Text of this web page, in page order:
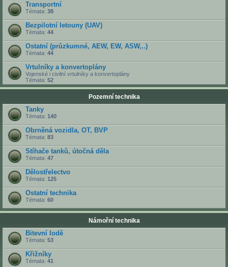
Transportní
Témata: 38
Bezpilotní letouny (UAV)
Témata: 44
Ostatní (průzkumné, AEW, EW, ASW,..)
Témata: 44
Vrtulníky a konvertoplány
Vojenské i civilní vrtulníky a konvertoplány
Témata: 52
Pozemní technika
Tanky
Témata: 140
Obrněná vozidla, OT, BVP
Témata: 83
Stíhače tanků, útočná děla
Témata: 47
Dělostřelectvo
Témata: 125
Ostatní technika
Témata: 60
Námořní technika
Bitevní lodě
Témata: 53
Křižníky
Témata: 41